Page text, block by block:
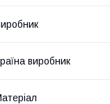
виробник